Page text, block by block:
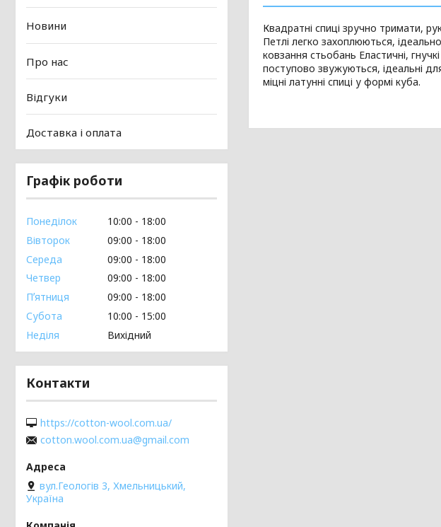
Квадратні спиці зручно тримати,
Петлі легко захоплюються,
ковзання стьобань Еластичні,
поступово звужуються, ідеальні
міцні латунні спиці у формі куба.
Новини
Про нас
Відгуки
Доставка і оплата
Графік роботи
Понеділок 10:00
18:00
Вівторок
09:00
18:00
Середа
09:00
18:00
Четвер
09:00
18:00
Пʼятниця
09:00
18:00
Субота
10:00
15:00
Неділя
Вихідний
Контакти
https://cotton-wool.com.ua/
cotton.wool.com.ua@gmail.com
вул.Геологів 3, Хмельницький,
Україна